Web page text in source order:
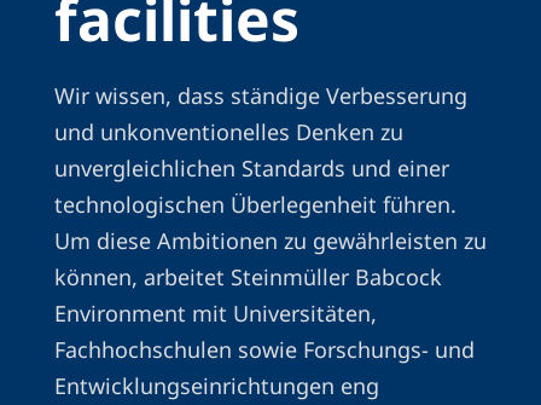
facilities
Wir wissen, dass ständige Verbesserung
und unkonventionelles Denken zu
unvergleichlichen Standards und einer
technologischen Überlegenheit führen.
Um diese Ambitionen zu gewährleisten zu
können, arbeitet Steinmüller Babcock
Environment mit Universitäten,
Fachhochschulen sowie Forschungs- und
Entwicklungseinrichtungen eng